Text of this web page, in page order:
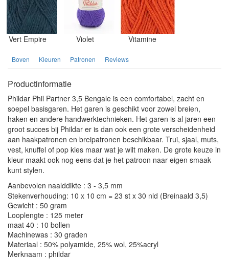
Vert Empire Violet Vitamine
Boven Kleuren Patronen Reviews
Productinformatie
Phildar Phil Partner 3,5 Bengale is een comfortabel, zacht en
soepel basisgaren. Het garen is geschikt voor zowel breien,
haken en andere handwerktechnieken. Het garen is al jaren een
groot succes bij Phildar er is dan ook een grote verscheidenheid
aan haakpatronen en breipatronen beschikbaar. Trui, sjaal, muts,
vest, knuffel of pop kies maar wat je wilt maken. De grote keuze in
kleur maakt ook nog eens dat je het patroon naar eigen smaak
kunt stylen.
Aanbevolen naalddikte : 3 - 3,5 mm
Stekenverhouding: 10 x 10 cm = 23 st x 30 nld (Breinaald 3,5)
Gewicht : 50 gram
Looplengte : 125 meter
maat 40 : 10 bollen
Machinewas : 30 graden
Materiaal : 50% polyamide, 25% wol, 25%acryl
Merknaam : phildar